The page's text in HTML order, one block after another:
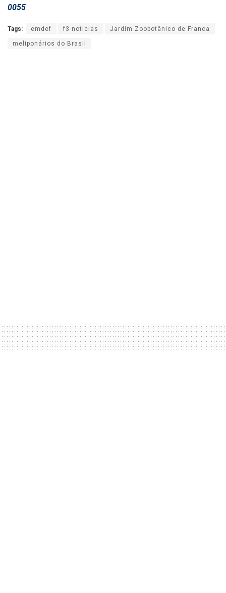
0055
Tags: emdef f3 noticias Jardim Zoobotânico de Franca
meliponários do Brasil